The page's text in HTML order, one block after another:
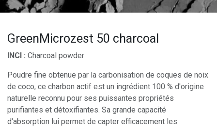
GreenMicrozest 50 charcoal
INCI : Charcoal powder
Poudre fine obtenue par la carbonisation de coques de noix
de coco, ce charbon actif est un ingrédient 100 % d'origine
naturelle reconnu pour ses puissantes propriétés
purifiantes et détoxifiantes. Sa grande capacité
d'absorption lui permet de capter efficacement les